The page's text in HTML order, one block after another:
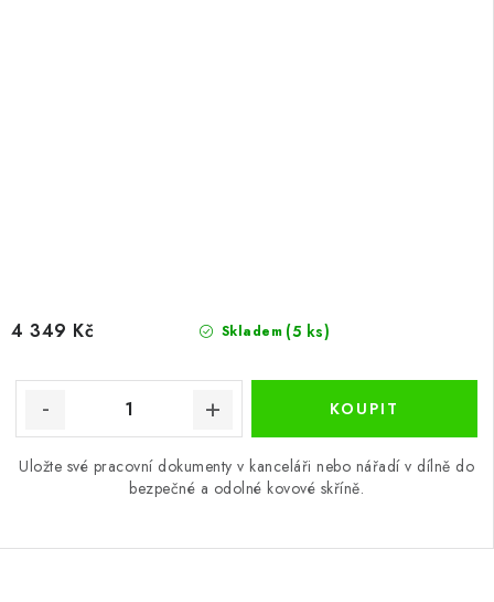
Skladem (5 ks)
4 349 Kč
Uložte své pracovní dokumenty v kanceláři nebo nářadí v dílně do
bezpečné a odolné kovové skříně.